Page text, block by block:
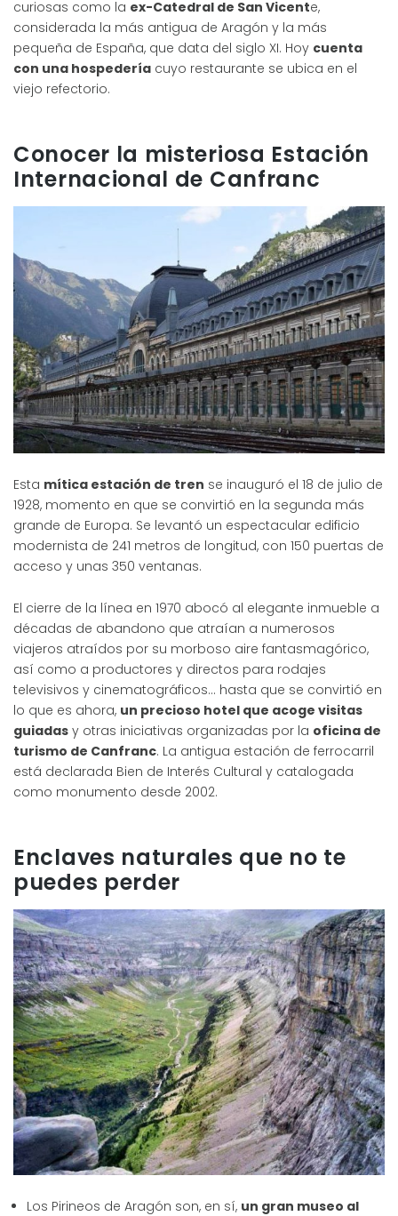
curiosas como la ex-Catedral de San Vicente,
considerada la más antigua de Aragón y la más
pequeña de España, que data del siglo XI. Hoy cuenta
con una hospedería cuyo restaurante se ubica en el
viejo refectorio.
Conocer la misteriosa Estación
Internacional de Canfranc
Esta mítica estación de tren se inauguró el 18 de julio de
1928, momento en que se convirtió en la segunda más
grande de Europa. Se levantó un espectacular edificio
modernista de 241 metros de longitud, con 150 puertas de
acceso y unas 350 ventanas.
El cierre de la línea en 1970 abocó al elegante inmueble a
décadas de abandono que atraían a numerosos
viajeros atraídos por su morboso aire fantasmagórico,
así como a productores y directos para rodajes
televisivos y cinematográficos… hasta que se convirtió en
lo que es ahora, un precioso hotel que acoge visitas
guiadas y otras iniciativas organizadas por la oficina de
turismo de Canfranc. La antigua estación de ferrocarril
está declarada Bien de Interés Cultural y catalogada
como monumento desde 2002.
Enclaves naturales que no te
puedes perder
Los Pirineos de Aragón son, en sí, un gran museo al